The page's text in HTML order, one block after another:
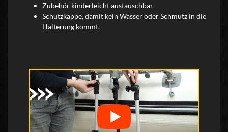
Zubehör kinderleicht austauschbar
Schutzkappe, damit kein Wasser oder Schmutz in die
Halterung kommt.